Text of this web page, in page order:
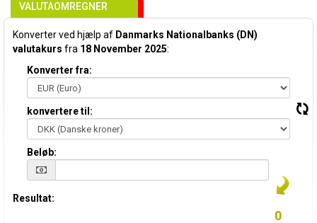
VALUTAOMREGNER
Konverter ved hjælp af Danmarks Nationalbanks (DN)
valutakurs fra 18 November 2025:
Konverter fra:
konvertere til:
Beløb:
Resultat: